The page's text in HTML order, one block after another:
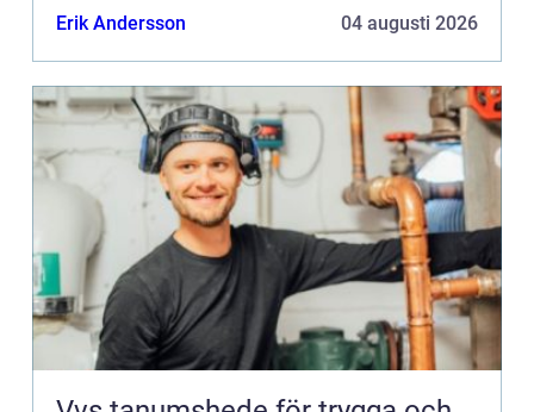
Erik Andersson 04 augusti 2026